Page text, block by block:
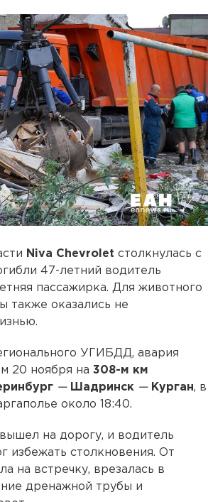
Niva Chevrolet столкнулась с
47-летний водитель
пассажирка. Для животного
также оказались не
УГИБДД, авария
20 ноября на 308-м км
— Шадринск — Курган, в
около 18:40.
на дорогу, и водитель
избежать столкновения. От
на встречку, врезалась в
дренажной трубы и